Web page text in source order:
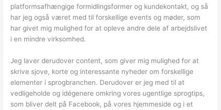
platformsafhængige formidlingsformer og kundekontakt, og så
har jeg også været med til forskellige events og møder, som
har givet mig mulighed for at opleve andre dele af arbejdslivet
i en mindre virksomhed.
Jeg laver derudover content, som giver mig mulighed for at
skrive sjove, korte og interessante nyheder om forskellige
elementer i sprogbranchen. Derudover er jeg med til at
vedligeholde og idégenere omkring vores ugentlige sprogtips,
som bliver delt på Facebook, på vores hjemmeside og i et